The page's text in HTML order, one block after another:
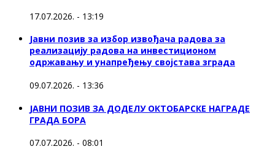
17.07.2026. - 13:19
Јавни позив за избор извођача радова за
реализацију радова на инвестиционом
одржавању и унапређењу својстава зграда
09.07.2026. - 13:36
ЈАВНИ ПОЗИВ ЗА ДОДЕЛУ ОКТOБАРСКЕ НАГРАДЕ
ГРАДА БОРА
07.07.2026. - 08:01